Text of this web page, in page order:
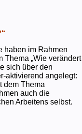
haben im Rahmen
Thema „Wie verändert
sich über den
aktivierend angelegt:
dem Thema
auch die
Arbeitens selbst.